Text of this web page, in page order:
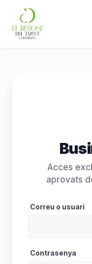
Acces
aprovats
Correu o usuari
Contrasenya